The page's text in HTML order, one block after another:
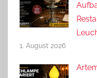
1. August 2026